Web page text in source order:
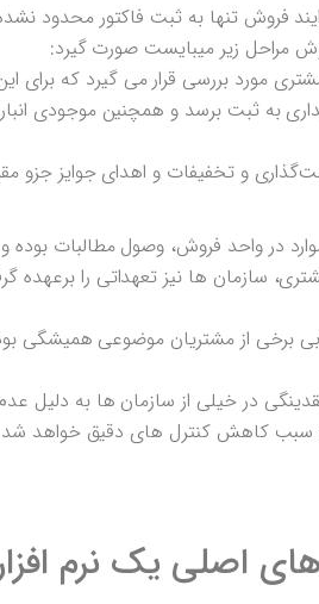
فروش تنها به ثبت فاکتور محدود
مراحل زیر میبایست صورت گیرد:
مورد بررسی قرار می گیرد که برای
به ثبت برسد و همچنین موجودی انبار
و تخفیفات و اهدای جوایز جزو
در واحد فروش، وصول مطالبات
سازمان ها نیز تعهداتی را
برخی از مشتریان موضوعی همیشگی
در خیلی از سازمان ها به دلیل
سبب کاهش کنترل های دقیق خواهد
اصلی یک نرم